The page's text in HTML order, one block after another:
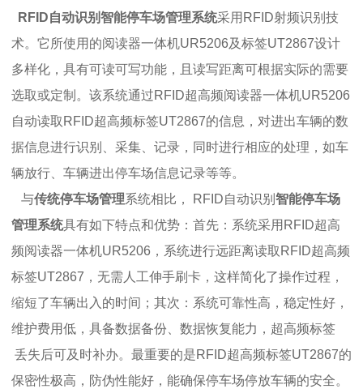
RFID自动识别智能停车场管理系统采用RFID射频识别技
术。它所使用的阅读器一体机UR5206及标签UT2867设计
多样化，具有可读可写功能，且读写距离可根据实际的需要
选取或定制。该系统通过RFID超高频阅读器一体机UR5206
自动读取RFID超高频标签UT2867的信息，对进出车辆的数
据信息进行识别、采集、记录，同时进行相应的处理，如车
辆放行、车辆进出停车场信息记录等等。
与传统停车场管理系统相比， RFID自动识别 智能停车场
管理系统具有如下特点和优势：首先：系统采用RFID超高
频阅读器一体机UR5206，系统进行远距离读取RFID超高频
标签UT2867，无需人工伸手刷卡，这样简化了操作过程，
缩短了车辆出入的时间；其次：系统可靠性高，稳定性好，
维护费用低，具备数据备份、数据恢复能力，超高频标签
丢失后可及时补办。最重要的是RFID超高频标签UT2867的
保密性极高，防伪性能好，能确保停车场停放车辆的安全。